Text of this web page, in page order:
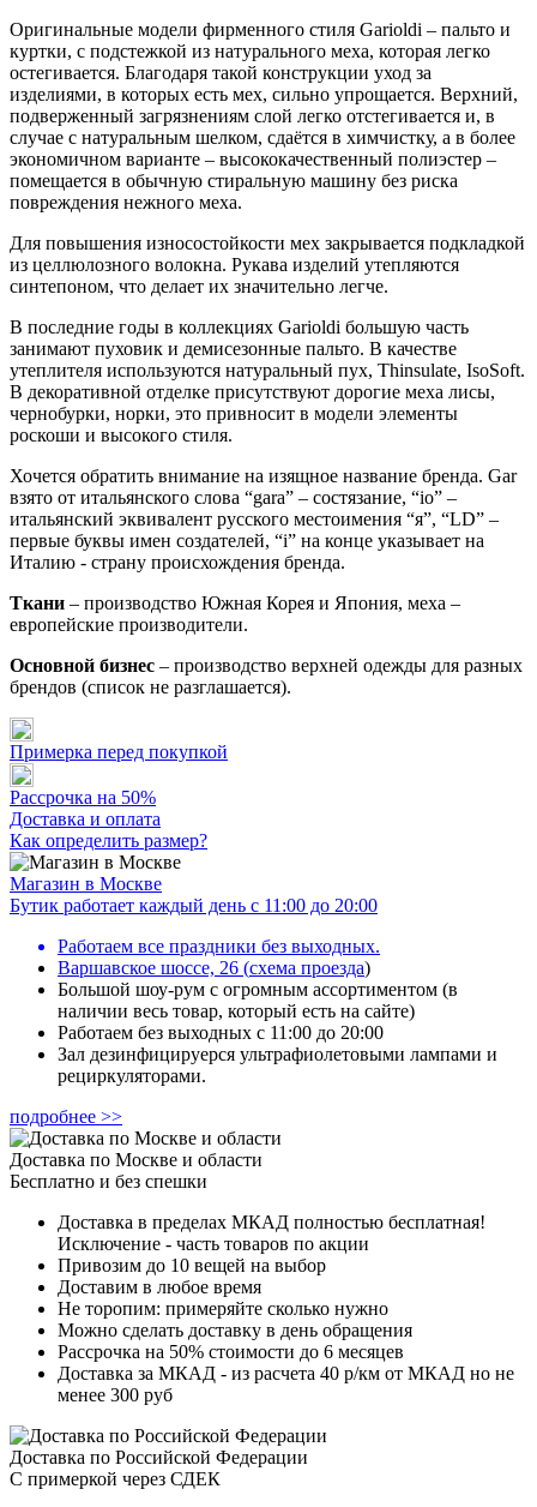
Оригинальные модели фирменного стиля Garioldi – пальто и
куртки, c подстежкой из натурального меха, которая легко
остегивается. Благодаря такой конструкции уход за
изделиями, в которых есть мех, сильно упрощается. Верхний,
подверженный загрязнениям слой легко отстегивается и, в
случае с натуральным шелком, сдаётся в химчистку, а в более
экономичном варианте – высококачественный полиэстер –
помещается в обычную стиральную машину без риска
повреждения нежного меха.
Для повышения износостойкости мех закрывается подкладкой
из целлюлозного волокна. Рукава изделий утепляются
синтепоном, что делает их значительно легче.
В последние годы в коллекциях Garioldi большую часть
занимают пуховик и демисезонные пальто. В качестве
утеплителя используются натуральный пух, Thinsulate, IsoSoft.
В декоративной отделке присутствуют дорогие меха лисы,
чернобурки, норки, это привносит в модели элементы
роскоши и высокого стиля.
Хочется обратить внимание на изящное название бренда. Gar
взято от итальянского слова “gara” – состязание, “io” –
итальянский эквивалент русского местоимения “я”, “LD” –
первые буквы имен создателей, “i” на конце указывает на
Италию - страну происхождения бренда.
Ткани – производство Южная Корея и Япония, меха –
европейские производители.
Основной бизнес – производство верхней одежды для разных
брендов (список не разглашается).
Примерка перед покупкой
Рассрочка на 50%
Доставка и оплата
Как определить размер?
Магазин в Москве
Бутик работает каждый день с 11:00 до 20:00
Работаем все праздники без выходных.
Варшавское шоссе, 26 (схема проезда)
Большой шоу-рум с огромным ассортиментом (в
наличии весь товар, который есть на сайте)
Работаем без выходных с 11:00 до 20:00
Зал дезинфицируерся ультрафиолетовыми лампами и
рециркуляторами.
подробнее >>
Доставка по Москве и области
Бесплатно и без спешки
Доставка в пределах МКАД полностью бесплатная!
Исключение - часть товаров по акции
Привозим до 10 вещей на выбор
Доставим в любое время
Не торопим: примеряйте сколько нужно
Можно сделать доставку в день обращения
Рассрочка на 50% стоимости до 6 месяцев
Доставка за МКАД - из расчета 40 р/км от МКАД но не
менее 300 руб
Доставка по Российской Федерации
С примеркой через СДЕК